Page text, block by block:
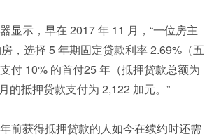
显示，早在 2017 年 11 月，“一位房主
，选择 5 年期固定贷款利率 2.69%（五
付 10% 的首付25 年（抵押贷款总额为
的抵押贷款支付为 2,122 加元。”
前获得抵押贷款的人如今在续约时还需